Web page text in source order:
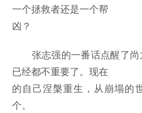
一个拯救者还是一个帮
凶？
张志强的一番话点醒了尚
已经都不重要了。现在
的自己涅槃重生，从崩塌的
个。